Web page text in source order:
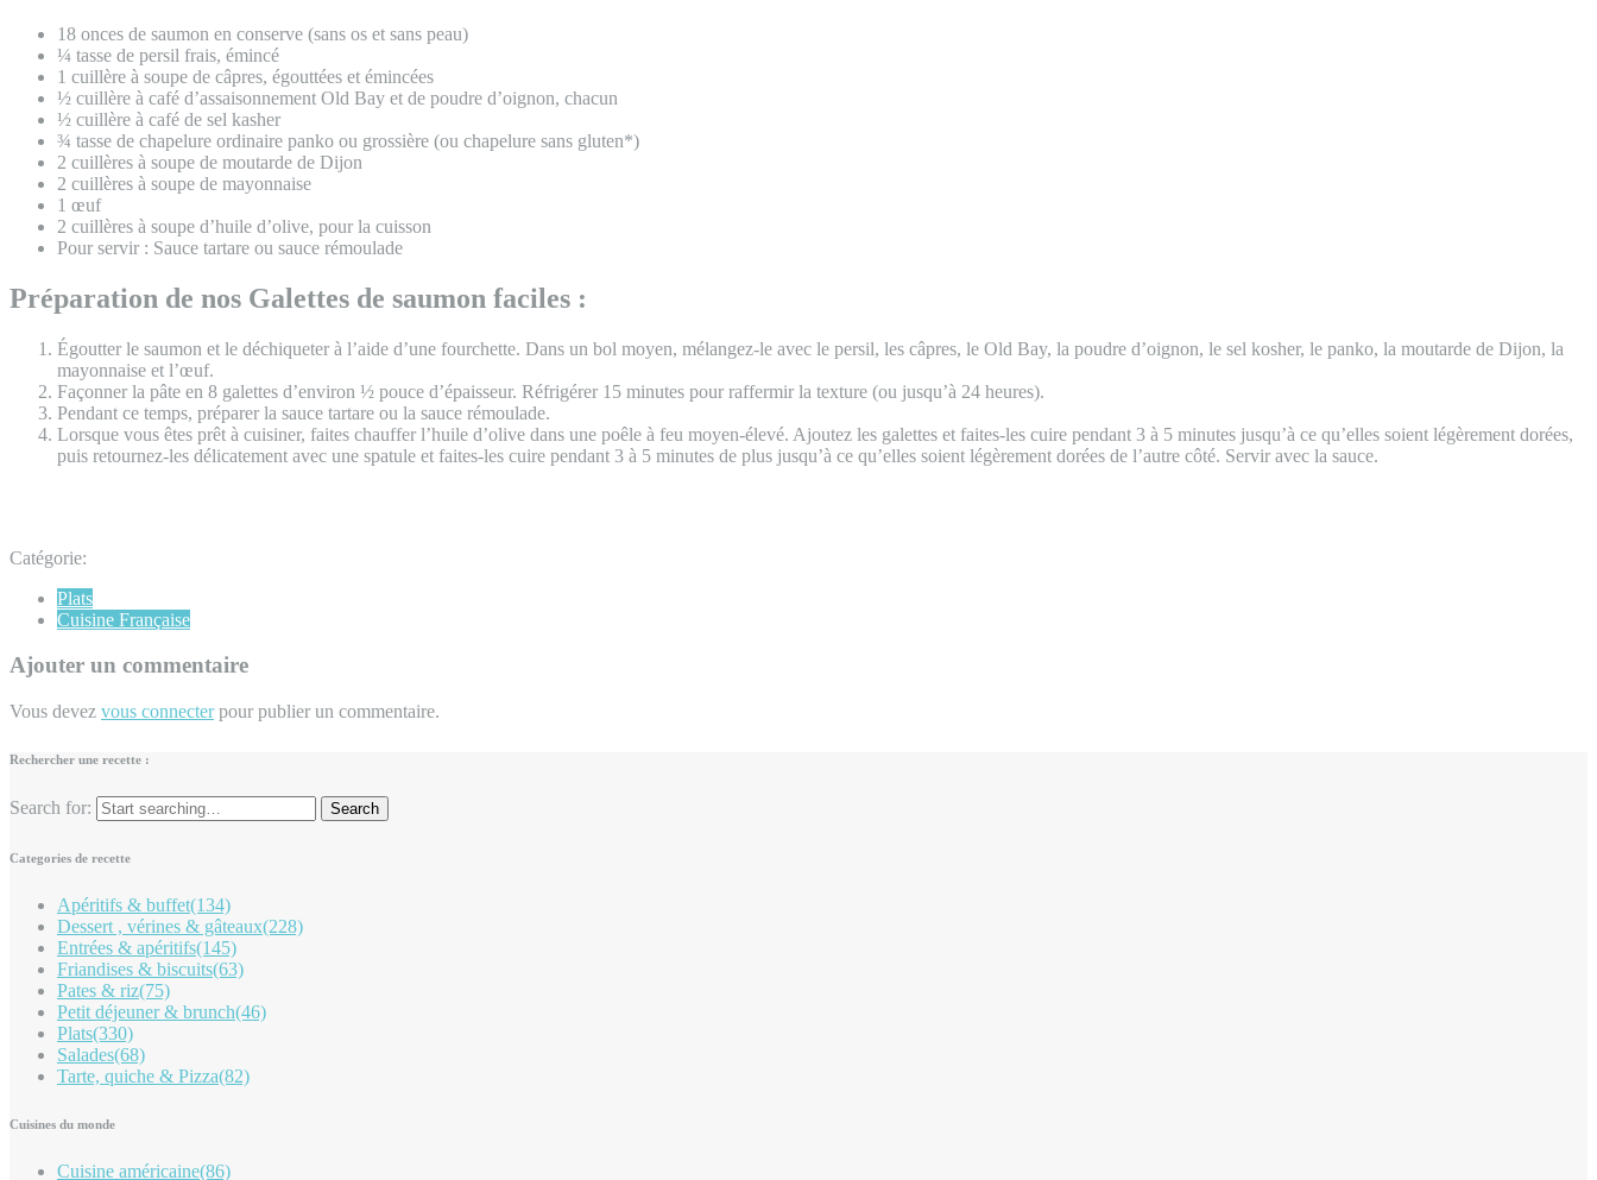
18 onces de saumon en conserve (sans os et sans peau)
¼ tasse de persil frais, émincé
1 cuillère à soupe de câpres, égouttées et émincées
½ cuillère à café d’assaisonnement Old Bay et de poudre d’oignon, chacun
½ cuillère à café de sel kasher
¾ tasse de chapelure ordinaire panko ou grossière (ou chapelure sans gluten*)
2 cuillères à soupe de moutarde de Dijon
2 cuillères à soupe de mayonnaise
1 œuf
2 cuillères à soupe d’huile d’olive, pour la cuisson
Pour servir : Sauce tartare ou sauce rémoulade
Préparation de nos Galettes de saumon faciles :
Égoutter le saumon et le déchiqueter à l’aide d’une fourchette. Dans un bol moyen, mélangez-le avec le persil, les câpres, le Old Bay, la poudre d’oignon, le sel kosher, le panko, la moutarde de Dijon, la
mayonnaise et l’œuf.
Façonner la pâte en 8 galettes d’environ ½ pouce d’épaisseur. Réfrigérer 15 minutes pour raffermir la texture (ou jusqu’à 24 heures).
Pendant ce temps, préparer la sauce tartare ou la sauce rémoulade.
Lorsque vous êtes prêt à cuisiner, faites chauffer l’huile d’olive dans une poêle à feu moyen-élevé. Ajoutez les galettes et faites-les cuire pendant 3 à 5 minutes jusqu’à ce qu’elles soient légèrement dorées,
puis retournez-les délicatement avec une spatule et faites-les cuire pendant 3 à 5 minutes de plus jusqu’à ce qu’elles soient légèrement dorées de l’autre côté. Servir avec la sauce.
Catégorie:
Plats
Cuisine Française
Ajouter un commentaire
Vous devez vous connecterpour publier un commentaire.
Rechercher une recette :
Search for:
Categories de recette
Apéritifs & buffet(134)
Dessert , vérines & gâteaux(228)
Entrées & apéritifs(145)
Friandises & biscuits(63)
Pates & riz(75)
Petit déjeuner & brunch(46)
Plats(330)
Salades(68)
Tarte, quiche & Pizza(82)
Cuisines du monde
Cuisine américaine(86)